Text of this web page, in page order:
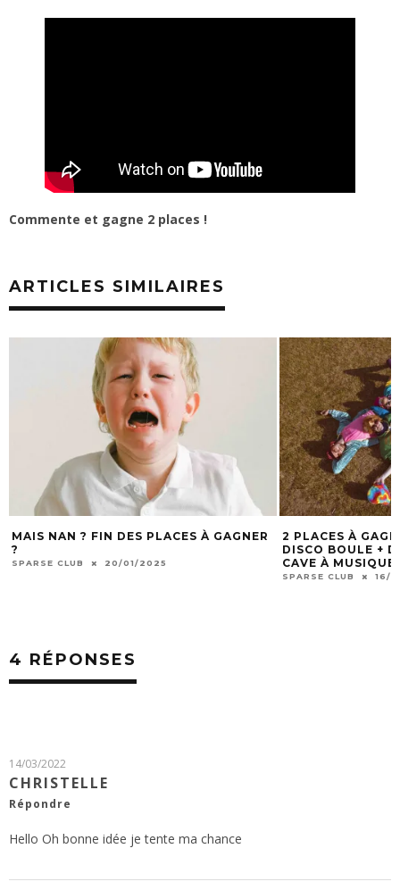
Commente et gagne 2 places !
ARTICLES SIMILAIRES
MAIS NAN ? FIN DES PLACES À GAGNER
?
SPARSE CLUB 20/01/2025
2 PLACES À
DISCO BOULE +
CAVE À
SPARSE CLUB 16/
4 RÉPONSES
14/03/2022
CHRISTELLE
Répondre
Hello Oh bonne idée je tente ma chance